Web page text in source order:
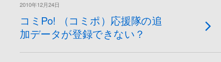
2010年12月24日
コミPo! （コミポ）応援隊の追
加データが登録できない？